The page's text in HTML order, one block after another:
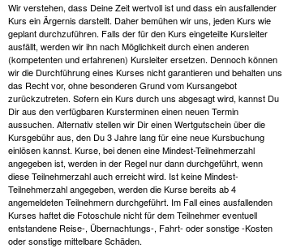
Wir verstehen, dass Deine Zeit wertvoll ist und dass ein ausfallender
Kurs ein Ärgernis darstellt. Daher bemühen wir uns, jeden Kurs wie
geplant durchzuführen. Falls der für den Kurs eingeteilte Kursleiter
ausfällt, werden wir ihn nach Möglichkeit durch einen anderen
(kompetenten und erfahrenen) Kursleiter ersetzen. Dennoch können
wir die Durchführung eines Kurses nicht garantieren und behalten uns
das Recht vor, ohne besonderen Grund vom Kursangebot
zurückzutreten. Sofern ein Kurs durch uns abgesagt wird, kannst Du
Dir aus den verfügbaren Kursterminen einen neuen Termin
aussuchen. Alternativ stellen wir Dir einen Wertgutschein über die
Kursgebühr aus, den Du 3 Jahre lang für eine neue Kursbuchung
einlösen kannst. Kurse, bei denen eine Mindest-Teilnehmerzahl
angegeben ist, werden in der Regel nur dann durchgeführt, wenn
diese Teilnehmerzahl auch erreicht wird. Ist keine Mindest-
Teilnehmerzahl angegeben, werden die Kurse bereits ab 4
angemeldeten Teilnehmern durchgeführt. Im Fall eines ausfallenden
Kurses haftet die Fotoschule nicht für dem Teilnehmer eventuell
entstandene Reise-, Übernachtungs-, Fahrt- oder sonstige -Kosten
oder sonstige mittelbare Schäden.